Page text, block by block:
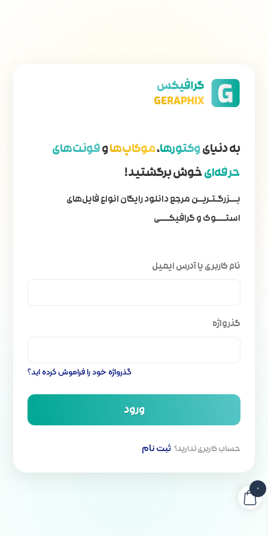
به دنیایوکتورها،موکاپ‌هاوفونت‌های
حرفه‌ایخوش برگشتید!
بـــزرگـتـریــن مرجع دانلود رایگان انواع فایل‌های
استــــوک و گرافیکــــی
نام کاربری یا آدرس ایمیل
گذرواژه
گذرواژه خود را فراموش کرده اید؟
ورود
حساب کاربری ندارید؟ ثبت نام
0